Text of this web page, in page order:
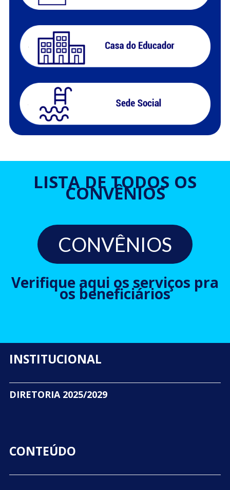
LISTA DE TODOS OS
CONVÊNIOS
CONVÊNIOS
Verifique aqui os serviços pra
os beneficiários
INSTITUCIONAL
DIRETORIA 2025/2029
CONTEÚDO